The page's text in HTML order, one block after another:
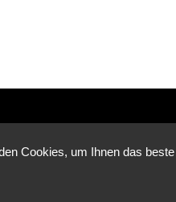
Cookies, um Ihnen das